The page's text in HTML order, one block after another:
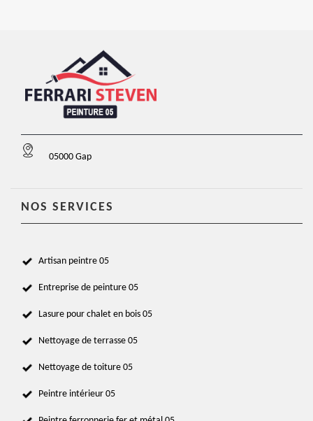
05000 Gap
NOS SERVICES
Artisan peintre 05
Entreprise de peinture 05
Lasure pour chalet en bois 05
Nettoyage de terrasse 05
Nettoyage de toiture 05
Peintre intérieur 05